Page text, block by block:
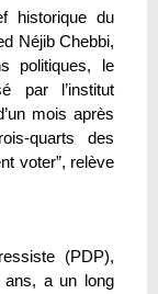
historique du
Néjib Chebbi,
politiques, le
par l’institut
mois après
quarts des
voter”, relève
(PDP),
ans, a un long